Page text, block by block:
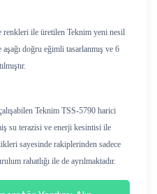
renkleri ile üretilen Teknim yeni nesil
doğru eğimli tasarlanmış ve 6
Teknim TSS-5790 harici
su terazisi ve enerji kesintisi ile
sayesinde rakiplerinden sadece
rahatlığı ile de ayrılmaktadır.